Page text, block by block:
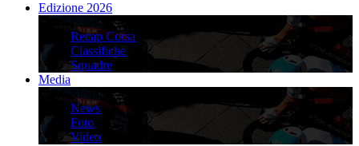
Edizione 2026
Edizione 2026
Recap Corsa
Classifiche
Squadre
Media
Media
News
Foto
Video